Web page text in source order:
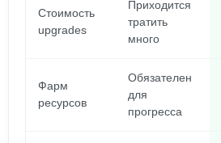
Стоимость
upgrades
Приходится
тратить
много
Фарм
ресурсов
Обязателен
для
прогресса